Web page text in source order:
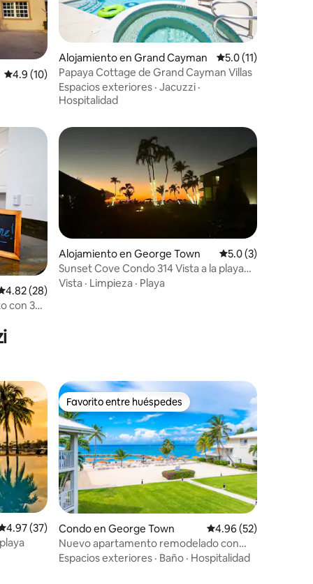
Calificación promedio: 4.9 de 5, 10 reseñas
4.9 (10)
Alojamiento en Grand Cayman Calificación
5.0 (11)
Papaya Cottage de Grand Cayman Villas
Espacios exteriores · Jacuzzi ·
Hospitalidad
promedio: 4.82 de 5, 28 reseñas
4.82 (28)
con 3
Alojamiento en George Town Calificación
5.0 (3)
Sunset Cove Condo 314 Vista a la playa
Bliss-2 dormitorios
Vista · Limpieza · Playa
promedio: 4.97 de 5, 37 reseñas
4.97 (37)
Favorito entre huéspedes
Favorito entre huéspedes
Condo en George Town Calificación
4.96 (52)
Nuevo apartamento remodelado con
vistas a la playa en SunsetCove
Espacios exteriores · Baño · Hospitalidad